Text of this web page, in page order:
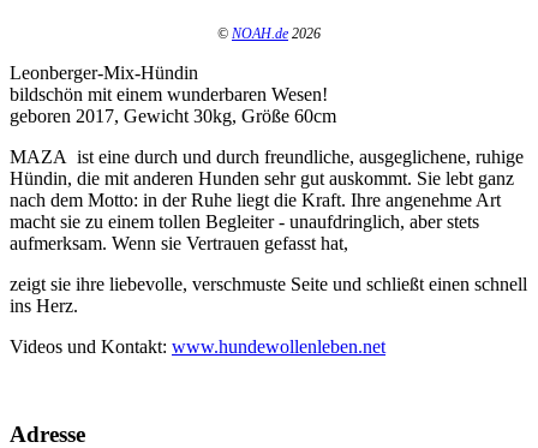
© NOAH.de 2026
Leonberger-Mix-Hündin
bildschön mit einem wunderbaren Wesen!
geboren 2017, Gewicht 30kg, Größe 60cm
MAZA ist eine durch und durch freundliche, ausgeglichene, ruhige
Hündin, die mit anderen Hunden sehr gut auskommt. Sie lebt ganz
nach dem Motto: in der Ruhe liegt die Kraft. Ihre angenehme Art
macht sie zu einem tollen Begleiter - unaufdringlich, aber stets
aufmerksam. Wenn sie Vertrauen gefasst hat,
zeigt sie ihre liebevolle, verschmuste Seite und schließt einen schnell
ins Herz.
Videos und Kontakt: www.hundewollenleben.net
Adresse